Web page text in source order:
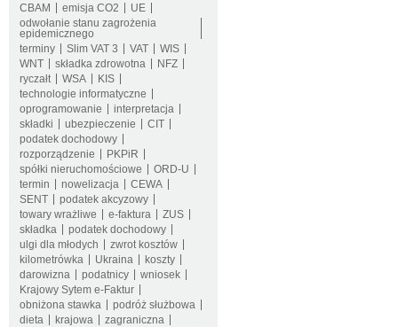
CBAM
emisja CO2
UE
odwołanie stanu zagrożenia
epidemicznego
terminy
Slim VAT 3 VAT
WIS
WNT
składka zdrowotna
NFZ
ryczałt
WSA
KIS
technologie informatyczne
oprogramowanie
interpretacja
składki
ubezpieczenie
CIT
podatek dochodowy
rozporządzenie
PKPiR
spółki nieruchomościowe
ORD-U
termin
nowelizacja
CEWA
SENT
podatek akcyzowy
towary wrażliwe
e-faktura
ZUS
składka
podatek dochodowy
ulgi dla młodych
zwrot kosztów
kilometrówka
Ukraina
koszty
darowizna
podatnicy
wniosek
Krajowy Sytem e-Faktur
obniżona stawka
podróż służbowa
dieta
krajowa
zagraniczna